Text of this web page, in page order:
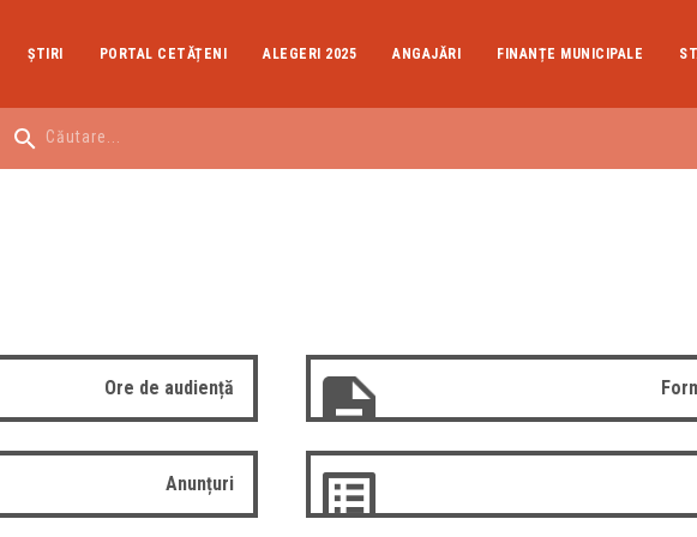
ŞTIRI PORTAL CETĂȚENI ALEGERI 2025 ANGAJĂRI FINANȚE MUNICIPALE
Ore de audiență
Anunțuri